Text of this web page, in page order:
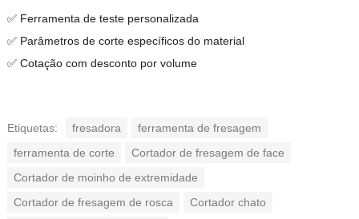
✅ Ferramenta de teste personalizada
✅ Parâmetros de corte específicos do material
✅ Cotação com desconto por volume
Etiquetas: fresadora
ferramenta de fresagem
ferramenta de corte
Cortador de fresagem de face
Cortador de moinho de extremidade
Cortador de fresagem de rosca
Cortador chato